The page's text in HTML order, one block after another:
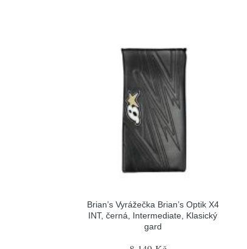
Brian’s Vyrážečka Brian’s Optik X4
INT, černá, Intermediate, Klasický
gard